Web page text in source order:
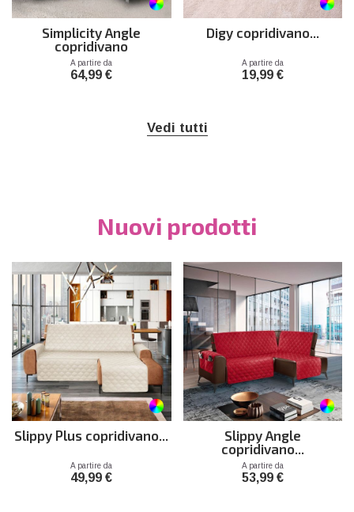
Simplicity Angle
copridivano
A partire da
Prezzo
64,99 €
Digy copridivano...
A partire da
Prezzo
19,99 €
Vedi tutti
Nuovi prodotti
Slippy Plus copridivano...
A partire da
Prezzo
49,99 €
Slippy Angle
copridivano...
A partire da
Prezzo
53,99 €